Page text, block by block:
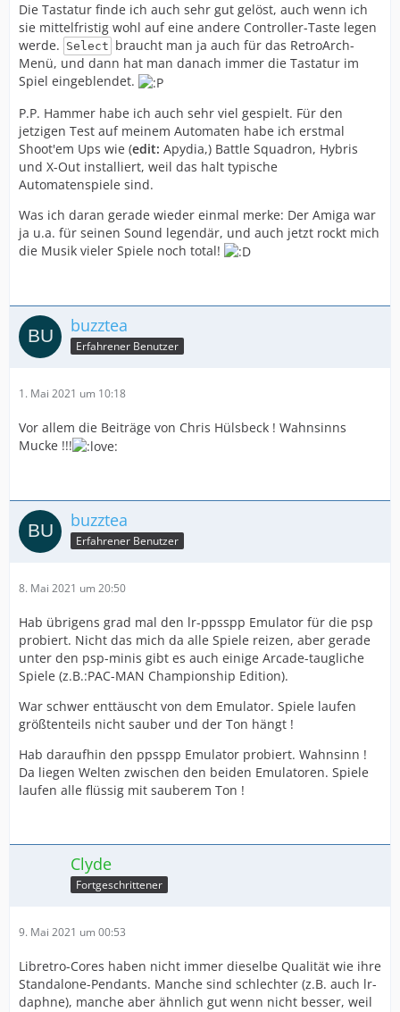
Die Tastatur finde ich auch sehr gut gelöst, auch wenn ich
sie mittelfristig wohl auf eine andere Controller-Taste legen
werde. Select braucht man ja auch für das RetroArch-
Menü, und dann hat man danach immer die Tastatur im
Spiel eingeblendet.
P.P. Hammer habe ich auch sehr viel gespielt. Für den
jetzigen Test auf meinem Automaten habe ich erstmal
Shoot'em Ups wie (edit: Apydia,) Battle Squadron, Hybris
und X-Out installiert, weil das halt typische
Automatenspiele sind.
Was ich daran gerade wieder einmal merke: Der Amiga war
ja u.a. für seinen Sound legendär, und auch jetzt rockt mich
die Musik vieler Spiele noch total!
buzztea
Erfahrener Benutzer
1. Mai 2021 um 10:18
Vor allem die Beiträge von Chris Hülsbeck ! Wahnsinns
Mucke !!!
buzztea
Erfahrener Benutzer
8. Mai 2021 um 20:50
Hab übrigens grad mal den lr-ppsspp Emulator für die psp
probiert. Nicht das mich da alle Spiele reizen, aber gerade
unter den psp-minis gibt es auch einige Arcade-taugliche
Spiele (z.B.:PAC-MAN Championship Edition).
War schwer enttäuscht von dem Emulator. Spiele laufen
größtenteils nicht sauber und der Ton hängt !
Hab daraufhin den ppsspp Emulator probiert. Wahnsinn !
Da liegen Welten zwischen den beiden Emulatoren. Spiele
laufen alle flüssig mit sauberem Ton !
Clyde
Fortgeschrittener
9. Mai 2021 um 00:53
Libretro-Cores haben nicht immer dieselbe Qualität wie ihre
Standalone-Pendants. Manche sind schlechter (z.B. auch lr-
daphne), manche aber ähnlich gut wenn nicht besser, weil